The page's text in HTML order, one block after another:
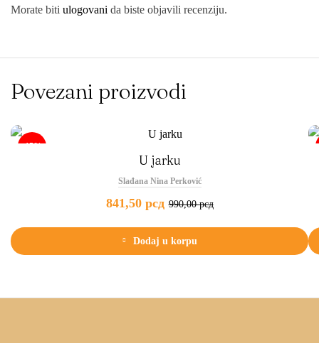
Morate biti ulogovani da biste objavili recenziju.
Povezani proizvodi
-15%
U jarku
Slađana Nina Perković
990,00рсд
841,50 рсд
Dodaj u korpu